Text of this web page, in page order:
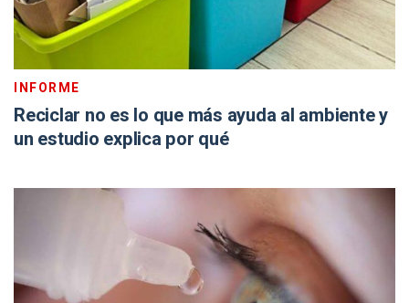
INFORME
Reciclar no es lo que más ayuda al ambiente y
un estudio explica por qué